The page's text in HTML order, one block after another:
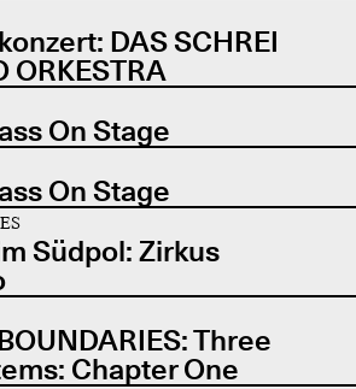
DAS SCHREI
ORKESTRA
On Stage
On Stage
Südpol: Zirkus
Three
Chapter One